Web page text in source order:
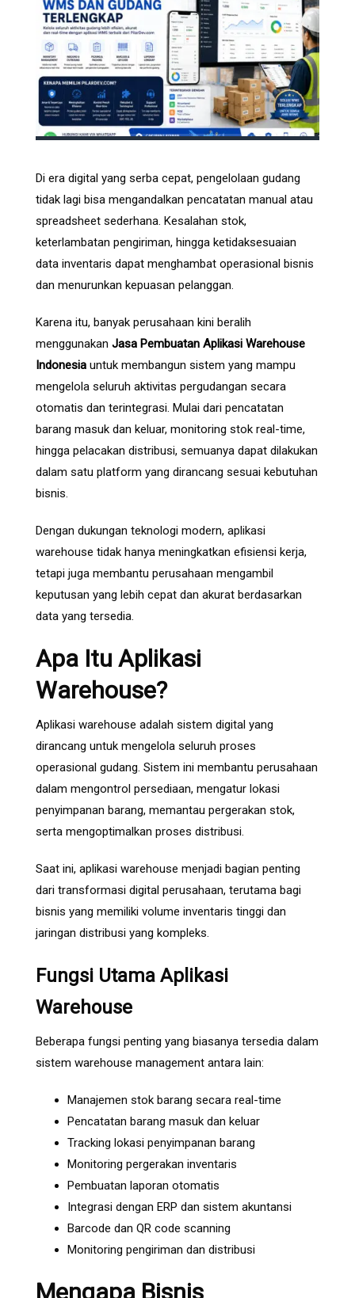
Di era digital yang serba cepat, pengelolaan gudang
tidak lagi bisa mengandalkan pencatatan manual atau
spreadsheet sederhana. Kesalahan stok,
keterlambatan pengiriman, hingga ketidaksesuaian
data inventaris dapat menghambat operasional bisnis
dan menurunkan kepuasan pelanggan.
Karena itu, banyak perusahaan kini beralih
menggunakan Jasa Pembuatan Aplikasi Warehouse
Indonesia untuk membangun sistem yang mampu
mengelola seluruh aktivitas pergudangan secara
otomatis dan terintegrasi. Mulai dari pencatatan
barang masuk dan keluar, monitoring stok real-time,
hingga pelacakan distribusi, semuanya dapat dilakukan
dalam satu platform yang dirancang sesuai kebutuhan
bisnis.
Dengan dukungan teknologi modern, aplikasi
warehouse tidak hanya meningkatkan efisiensi kerja,
tetapi juga membantu perusahaan mengambil
keputusan yang lebih cepat dan akurat berdasarkan
data yang tersedia.
Apa Itu Aplikasi
Warehouse?
Aplikasi warehouse adalah sistem digital yang
dirancang untuk mengelola seluruh proses
operasional gudang. Sistem ini membantu perusahaan
dalam mengontrol persediaan, mengatur lokasi
penyimpanan barang, memantau pergerakan stok,
serta mengoptimalkan proses distribusi.
Saat ini, aplikasi warehouse menjadi bagian penting
dari transformasi digital perusahaan, terutama bagi
bisnis yang memiliki volume inventaris tinggi dan
jaringan distribusi yang kompleks.
Fungsi Utama Aplikasi
Warehouse
Beberapa fungsi penting yang biasanya tersedia dalam
sistem warehouse management antara lain:
Manajemen stok barang secara real-time
Pencatatan barang masuk dan keluar
Tracking lokasi penyimpanan barang
Monitoring pergerakan inventaris
Pembuatan laporan otomatis
Integrasi dengan ERP dan sistem akuntansi
Barcode dan QR code scanning
Monitoring pengiriman dan distribusi
Mengapa Bisnis